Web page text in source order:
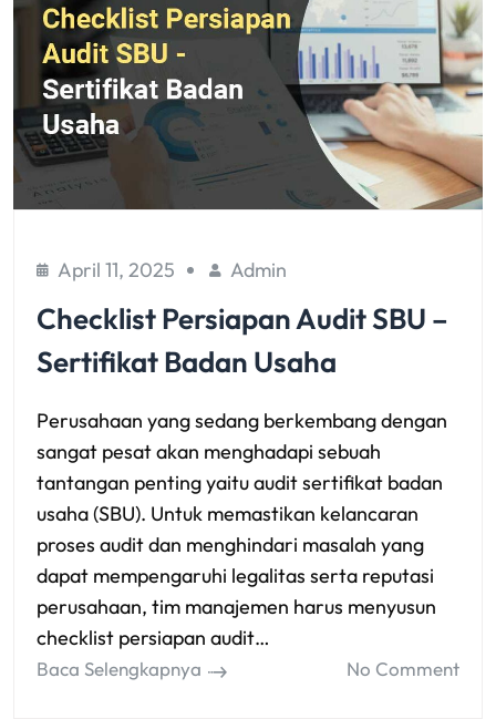
April 11, 2025 Admin
Checklist Persiapan Audit SBU –
Sertifikat Badan Usaha
Perusahaan yang sedang berkembang dengan
sangat pesat akan menghadapi sebuah
tantangan penting yaitu audit sertifikat badan
usaha (SBU). Untuk memastikan kelancaran
proses audit dan menghindari masalah yang
dapat mempengaruhi legalitas serta reputasi
perusahaan, tim manajemen harus menyusun
checklist persiapan audit…
Baca Selengkapnya No Comment